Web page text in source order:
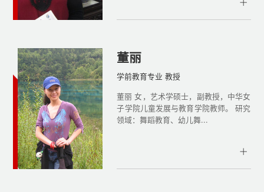
董丽
学前教育专业 教授
董丽 女，艺术学硕士，副教授，中华女
子学院儿童发展与教育学院教师。 研究
领域：舞蹈教育、幼儿舞...